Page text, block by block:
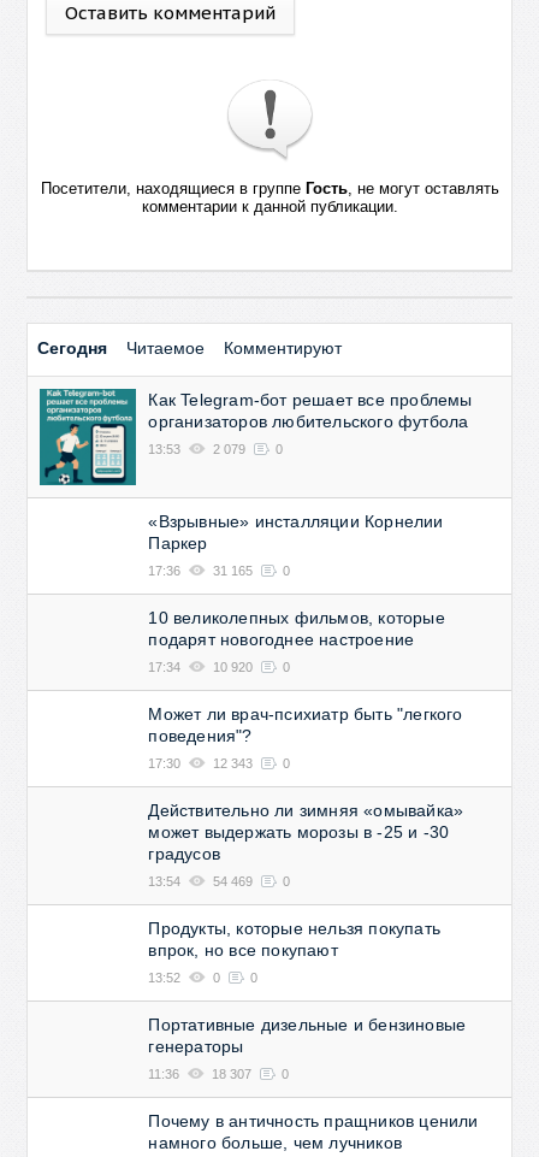
Оставить комментарий
Посетители, находящиеся в группе Гость, не могут оставлять
комментарии к данной публикации.
Сегодня Читаемое Комментируют
Как Telegram-бот решает все проблемы
организаторов любительского футбола
13:53 2 079 0
«Взрывные» инсталляции Корнелии
Паркер
17:36 31 165 0
10 великолепных фильмов, которые
подарят новогоднее настроение
17:34 10 920 0
Может ли врач-психиатр быть "легкого
поведения"?
17:30 12 343 0
Действительно ли зимняя «омывайка»
может выдержать морозы в -25 и -30
градусов
13:54 54 469 0
Продукты, которые нельзя покупать
впрок, но все покупают
13:52 0 0
Портативные дизельные и бензиновые
генераторы
11:36 18 307 0
Почему в античность пращников ценили
намного больше, чем лучников